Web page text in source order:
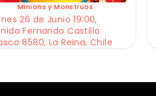
Minions y Monstruos
26 de Junio 19:00,
Fernando Castillo
8580, La Reina, Chile